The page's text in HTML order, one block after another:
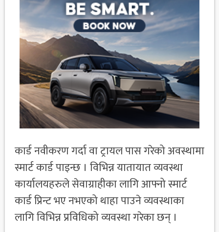
कार्ड नवीकरण गर्दा वा ट्रायल पास गरेको अवस्थामा
स्मार्ट कार्ड पाइन्छ । विभिन्न यातायात व्यवस्था
कार्यालयहरुले सेवाग्राहीका लागि आफ्नो स्मार्ट
कार्ड प्रिन्ट भए नभएको थाहा पाउने व्यवस्थाका
लागि विभिन्न प्रविधिको व्यवस्था गरेका छन् ।